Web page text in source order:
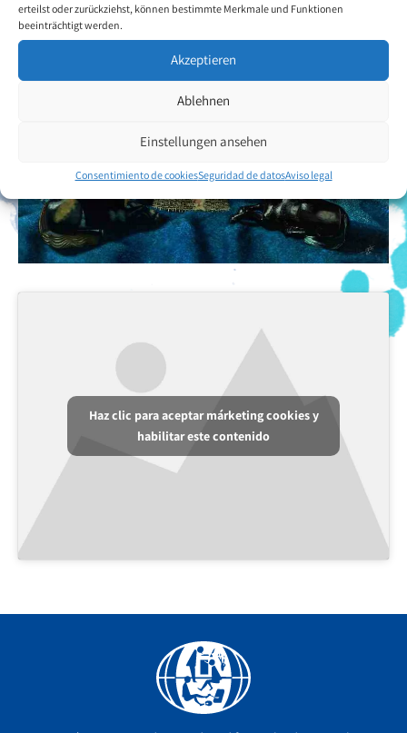
erteilst oder zurückziehst, können bestimmte Merkmale und Funktionen
beeinträchtigt werden.
Akzeptieren
Ablehnen
Einstellungen ansehen
Consentimiento de cookiesSeguridad de datosAviso legal
Haz clic para aceptar márketing cookies y
habilitar este contenido
Facebook
YouTube
Instagram